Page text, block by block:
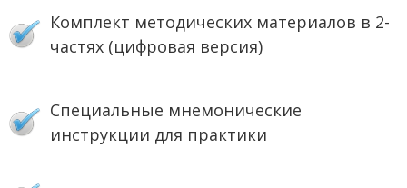
Комплект методических материалов в 2-
частях (цифровая версия)
Специальные мнемонические
инструкции для практики